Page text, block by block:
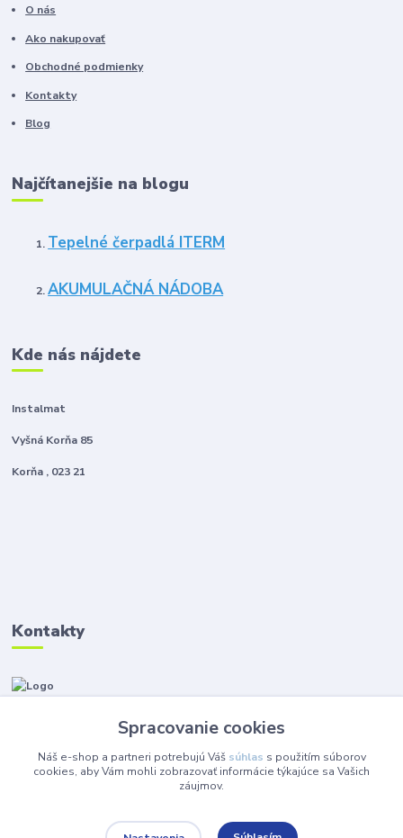
O nás
Ako nakupovať
Obchodné podmienky
Kontakty
Blog
Najčítanejšie na blogu
Tepelné čerpadlá ITERM
AKUMULAČNÁ NÁDOBA
Kde nás nájdete
Instalmat
Vyšná Korňa 85
Korňa , 023 21
Kontakty
eshop@instalmat.sk
Spracovanie cookies
Náš e-shop a partneri potrebujú Váš súhlas s použitím súborov
cookies, aby Vám mohli zobrazovať informácie týkajúce sa Vašich
záujmov.